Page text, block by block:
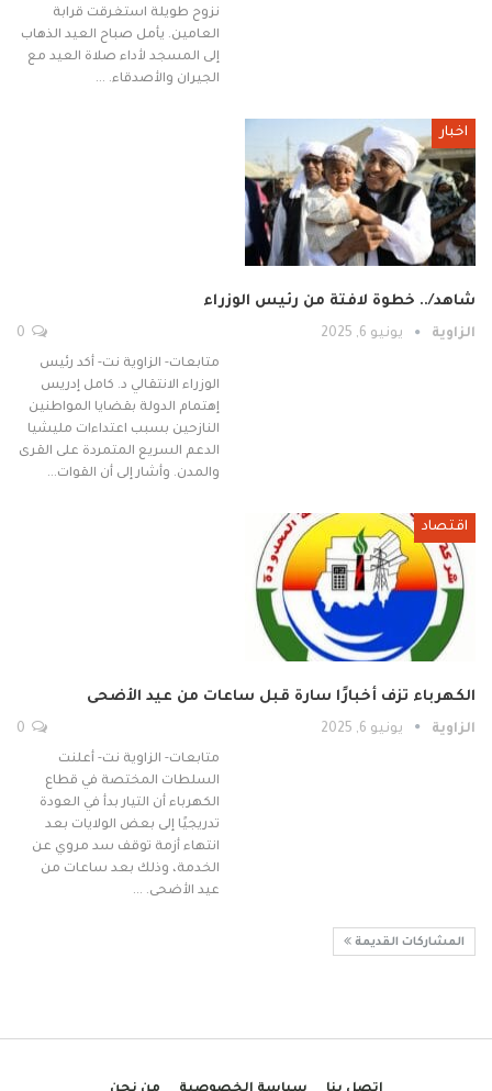
نزوح طويلة استغرقت قرابة
العامين. يأمل صباح العيد الذهاب
إلى المسجد لأداء صلاة العيد مع
الجيران والأصدقاء. …
اخبار
شاهد/.. خطوة لافتة من رئيس الوزراء
الزاوية يونيو 6, 2025
متابعات- الزاوية نت- أكد رئيس
الوزراء الانتقالي د. كامل إدريس
إهتمام الدولة بقضايا المواطنين
النازحين بسبب اعتداءات مليشيا
الدعم السريع المتمردة على القرى
والمدن. وأشار إلى أن القوات…
اقتصاد
الكهرباء تزف أخبارًا سارة قبل ساعات من عيد الأضحى
الزاوية يونيو 6, 2025
متابعات- الزاوية نت- أعلنت
السلطات المختصة في قطاع
الكهرباء أن التيار بدأ في العودة
تدريجيًا إلى بعض الولايات بعد
انتهاء أزمة توقف سد مروي عن
الخدمة، وذلك بعد ساعات من
عيد الأضحى. …
المشاركات القديمة